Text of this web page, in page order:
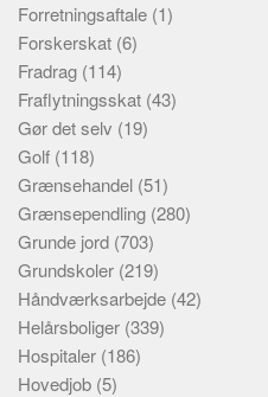
Forretningsaftale (1)
Forskerskat (6)
Fradrag (114)
Fraflytningsskat (43)
Gør det selv (19)
Golf (118)
Grænsehandel (51)
Grænsependling (280)
Grunde jord (703)
Grundskoler (219)
Håndværksarbejde (42)
Helårsboliger (339)
Hospitaler (186)
Hovedjob (5)